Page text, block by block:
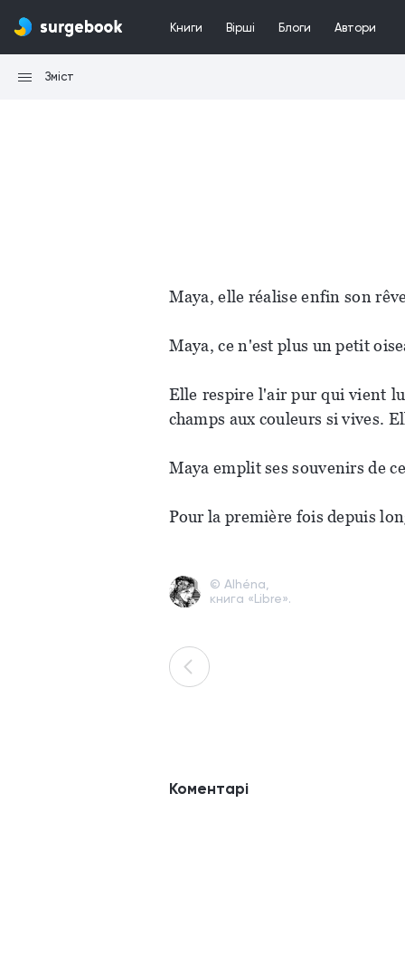
Книги Вірші Блоги Автори
Зміст
Maya, elle réalise enfin son
Maya, ce n'est plus un petit
Elle respire l'air pur qui vient
champs aux couleurs si vives.
Maya emplit ses souvenirs de
Pour la première fois depuis
© Alhéna,
книга «Libre».
Коментарі